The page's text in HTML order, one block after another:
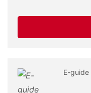
E-guide